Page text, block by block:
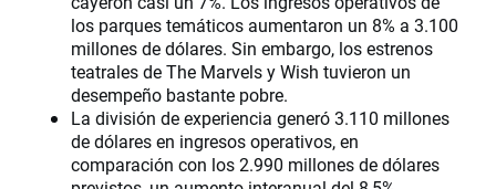
los parques temáticos aumentaron un 8% a 3.100
millones de dólares. Sin embargo, los estrenos
teatrales de The Marvels y Wish tuvieron un
desempeño bastante pobre.
La división de experiencia generó 3.110 millones
de dólares en ingresos operativos, en
comparación con los 2.990 millones de dólares